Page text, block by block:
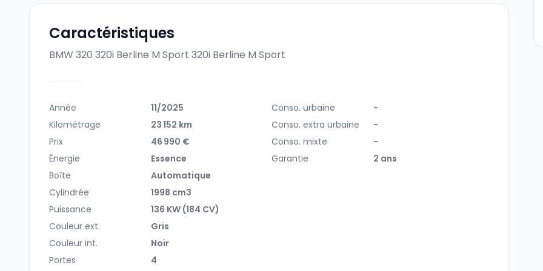
Caractéristiques
BMW 320 320i Berline M Sport 320i Berline M Sport
Année
11/2025
Kilométrage
23 152 km
Prix
46 990 €
Énergie
Essence
Boîte
Automatique
Cylindrée
1998 cm3
Puissance
136 KW (184 CV)
Couleur ext.
Gris
Couleur int.
Noir
Portes
4
Conso. urbaine
-
Conso. extra urbaine
-
Conso. mixte
-
Garantie
2 ans